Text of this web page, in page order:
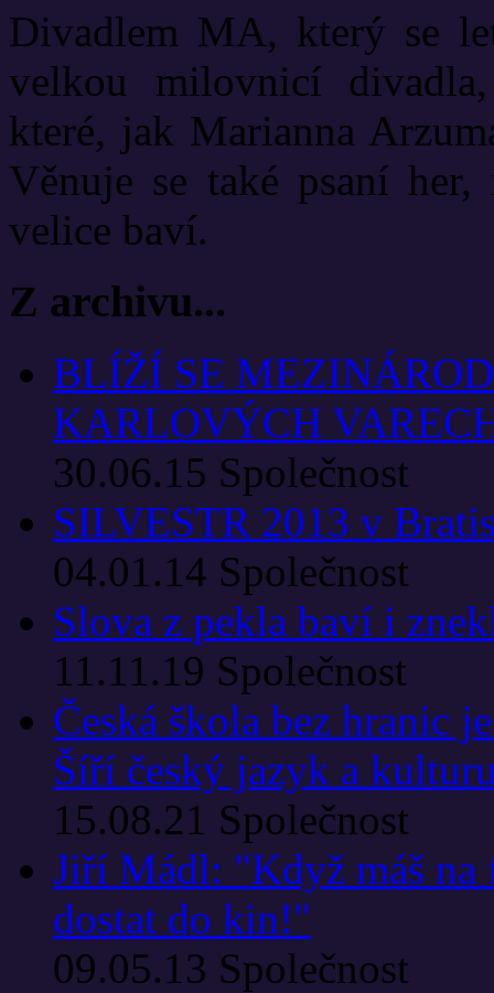
Divadlem MA, který se
velkou milovnicí
které, jak Marianna
Věnuje se také psaní
velice baví.
Z archivu...
BLÍŽÍ SE
KARLOVÝCH
30.06.15 Společnost
SILVESTR 2013 v
04.01.14 Společnost
Slova z pekla baví i
11.11.19 Společnost
Česká škola bez hranic
Šíří český jazyk a
15.08.21 Společnost
Jiří Mádl: "Když máš na
dostat do kin!"
09.05.13 Společnost